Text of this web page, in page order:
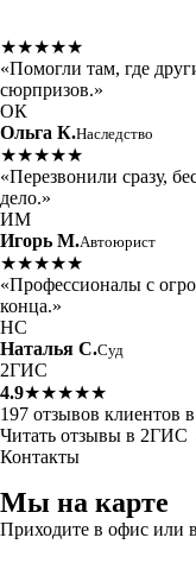
★★★★★
«Помогли там, где
сюрпризов.»
ОК
Ольга К.Наследство
★★★★★
«Перезвонили сразу,
дело.»
ИМ
Игорь М.Автоюрист
★★★★★
«Профессионалы с
конца.»
НС
Наталья С.Суд
2ГИС
4.9★★★★★
197 отзывов клиентов
Читать отзывы в 2ГИС
Контакты
Мы на карте
Приходите в офис или